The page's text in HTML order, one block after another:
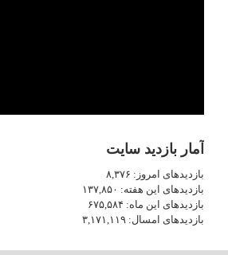
آمار بازدید سایت
بازدیدهای امروز: ۸,۳۷۶
بازدیدهای این هفته: ۱۳۷,۸۵۰
بازدیدهای این ماه: ۶۷۵,۵۸۴
بازدیدهای امسال: ۳,۱۷۱,۱۱۹